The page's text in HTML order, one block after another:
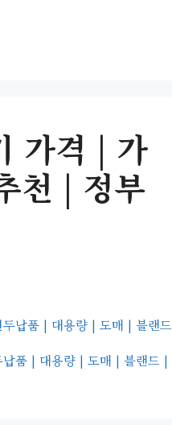
가격 | 가
천 | 정부
납품 | 대용량 | 도매 | 블랜드
품 | 대용량 | 도매 | 블랜드 |